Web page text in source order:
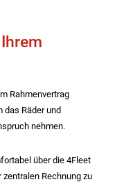
Rahmenvertrag
das Räder und
nehmen.
über die 4Fleet
zentralen Rechnung zu